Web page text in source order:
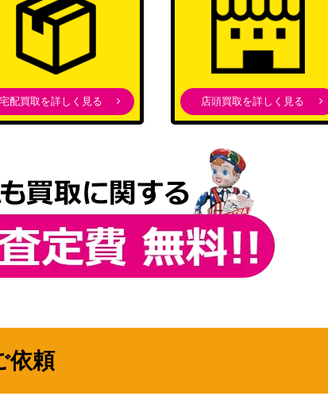
ミク）
15,000
ブシロード
スクールアイドル同好会
feat.スクールアイドルフェ
スティバル ALL STARS）
ブシロード
（小林さんちのメイドラゴ
ン）
うか）
宅配買取を詳しく見る 店頭買取を詳しく見る
依頼